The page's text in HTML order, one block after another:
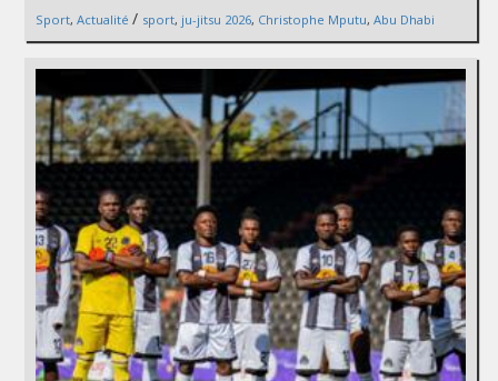
Sport, Actualité / sport, ju-jitsu 2026, Christophe Mputu, Abu Dhabi